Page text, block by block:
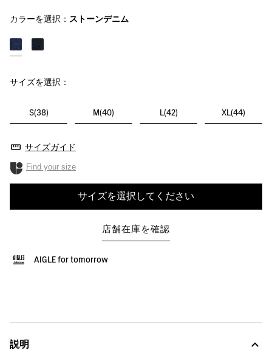
カラーを選択： ストーンデニム
サイズを選択：
S(38) M(40) L(42) XL(44)
サイズガイド
Find your size
サイズを選択してください
店舗在庫を確認
AIGLE for tomorrow
説明